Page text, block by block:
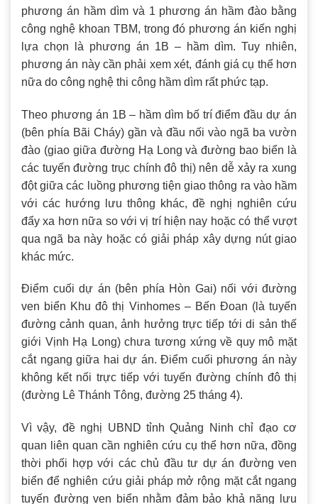
phương án hầm dìm và 1 phương án hầm đào bằng
công nghệ khoan TBM, trong đó phương án kiến nghị
lựa chọn là phương án 1B – hầm dìm. Tuy nhiên,
phương án này cần phải xem xét, đánh giá cụ thể hơn
nữa do công nghệ thi công hầm dìm rất phức tạp.
Theo phương án 1B – hầm dìm bố trí điểm đầu dự án
(bên phía Bãi Cháy) gần và đầu nối vào ngã ba vườn
đào (giao giữa đường Hạ Long và đường bao biển là
các tuyến đường trục chính đô thị) nên dễ xảy ra xung
đột giữa các luồng phương tiện giao thông ra vào hầm
với các hướng lưu thông khác, đề nghị nghiên cứu
đẩy xa hơn nữa so với vị trí hiện nay hoặc có thể vượt
qua ngã ba này hoặc có giải pháp xây dựng nút giao
khác mức.
Điểm cuối dự án (bên phía Hòn Gai) nối với đường
ven biển Khu đô thị Vinhomes – Bến Đoan (là tuyến
đường cảnh quan, ảnh hưởng trực tiếp tới di sản thế
giới Vịnh Hạ Long) chưa tương xứng về quy mô mặt
cắt ngang giữa hai dự án. Điểm cuối phương án này
không kết nối trực tiếp với tuyến đường chính đô thị
(đường Lê Thánh Tông, đường 25 tháng 4).
Vì vậy, đề nghị UBND tỉnh Quảng Ninh chỉ đạo cơ
quan liên quan cần nghiên cứu cụ thể hơn nữa, đồng
thời phối hợp với các chủ đầu tư dự án đường ven
biển để nghiên cứu giải pháp mở rộng mặt cắt ngang
tuyến đường ven biển nhằm đảm bảo khả năng lưu